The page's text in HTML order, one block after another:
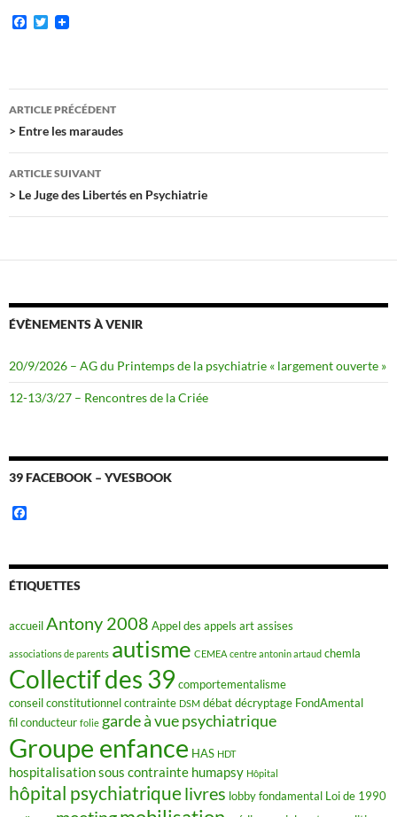
F
o
o
T
e
r
Navigation
des
articles
ARTICLE PRÉCÉDENT
> Entre les maraudes
ARTICLE SUIVANT
> Le Juge des Libertés en Psychiatrie
ÉVÈNEMENTS À VENIR
20/9/2026 – AG du Printemps de la psychiatrie « largement ouverte »
12-13/3/27 – Rencontres de la Criée
39 FACEBOOK – YVESBOOK
b
o
o
ÉTIQUETTES
accueilAntony 2008 Appel des appels artassises
associations de parents autisme CEMEA centre antonin artaud chemla
Collectif des 39 comportementalisme
conseil constitutionnelcontrainte DSM débatdécryptage FondAmental
fil conducteur folie garde à vue psychiatrique
Groupe enfance HAS HDT
hospitalisation sous contrainte humapsy Hôpital
hôpital psychiatriquelivres lobby fondamental Loi de 1990